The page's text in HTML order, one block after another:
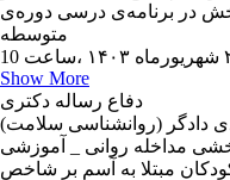
در برنامه‌ی درسی دوره‌ی
متوسطه
Show More
دفاع رساله دکتری
دادگر (روانشناسی سلامت)
مداخله روانی _ آموزشی
مبتلا به آسم بر شاخص